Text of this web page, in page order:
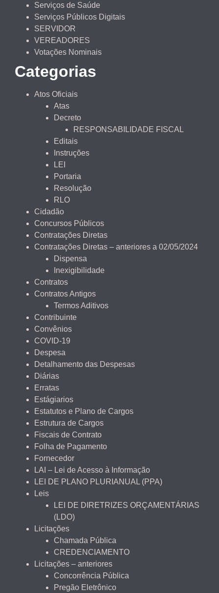
Serviços de Saúde
Serviços Públicos Digitais
SERVIDOR
VEREADORES
Votações Nominais
Categorias
Atos Oficiais
Atas
Decreto
RESPONSABILIDADE FISCAL
Editais
Instruções
LEI
Portaria
Resolução
RLO
Cidadão
Concursos Públicos
Contratações Diretas
Contratações Diretas – anteriores a 02/05/2024
Dispensa
Inexigibilidade
Contratos
Contratos Antigos
Termos Aditivos
Contribuinte
Convênios
COVID-19
Despesa
Detalhamento das Despesas
Diárias
Erratas
Estágiarios
Estatutos e Plano de Cargos
Estrutura de Cargos
Fiscais de Contrato
Folha de Pagamento
Fornecedor
LAI – Lei de Acesso à Informação
LEI DE PLANO PLURIANUAL (PPA)
Leis
LEI DE DIRETRIZES ORÇAMENTÁRIAS
(LDO)
Licitações
Chamada Pública
CREDENCIAMENTO
Licitações – anteriores
Concorrência Pública
Pregão Eletrônico